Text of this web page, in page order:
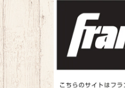
新体操
ハンドボール
ソフトボール
ハンドボール